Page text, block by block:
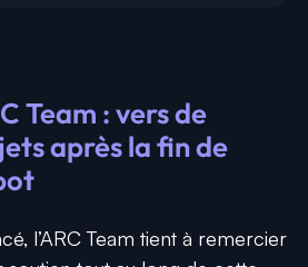
Team : vers de
après la fin de
l’ARC Team tient à remercier